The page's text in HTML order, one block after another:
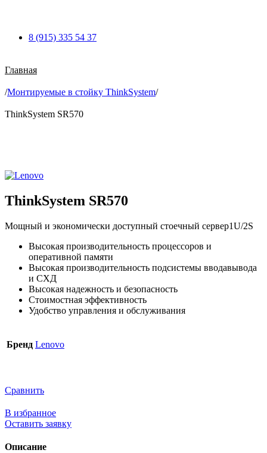
8 (915) 335 54 37
Главная
/Монтируемые в стойку ThinkSystem/
ThinkSystem SR570
ThinkSystem SR570
Мощный и экономически доступный стоечный сервер1U/2S
Высокая производительность процессоров и
оперативной памяти
Высокая производительность подсистемы вводавывода
и СХД
Высокая надежность и безопасность
Стоимостная эффективность
Удобство управления и обслуживания
Бренд Lenovo
Сравнить
В избранное
Оставить заявку
Описание